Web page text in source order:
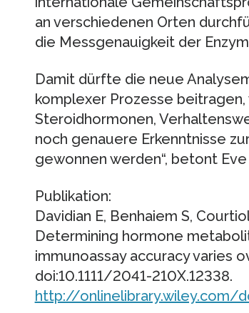
an verschiedenen Orten
die Messgenauigkeit der
Damit dürfte die neue
komplexer Prozesse
Steroidhormonen,
noch genauere Erkenntnisse
gewonnen werden“, betont Eve
Publikation:
Davidian E, Benhaiem S,
Determining hormone
immunoassay accuracy varies
doi:10.1111/2041-210X.12338.
http://onlinelibrary.wiley.com/